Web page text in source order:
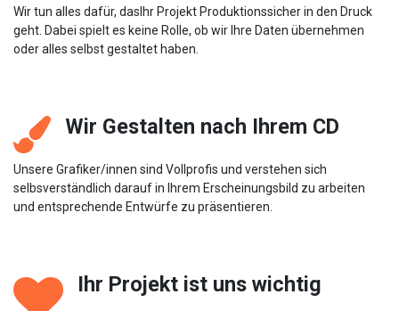
Wir tun alles dafür, dasIhr Projekt Produktionssicher in den Druck
geht. Dabei spielt es keine Rolle, ob wir Ihre Daten übernehmen
oder alles selbst gestaltet haben.
Wir Gestalten nach Ihrem CD
Unsere Grafiker/innen sind Vollprofis und verstehen sich
selbsverständlich darauf in Ihrem Erscheinungsbild zu arbeiten
und entsprechende Entwürfe zu präsentieren.
Ihr Projekt ist uns wichtig